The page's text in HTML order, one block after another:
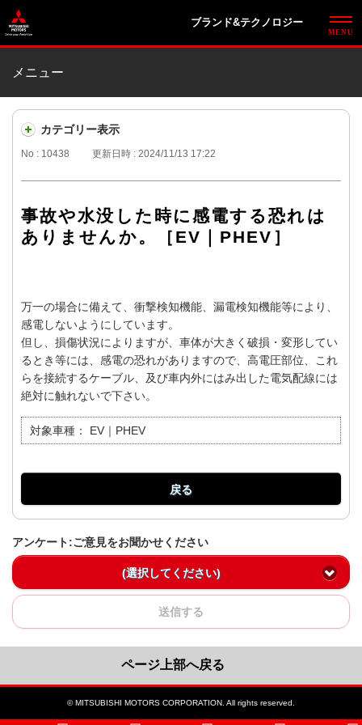
ブランド&テクノロジー
メニュー
カテゴリー表示
No : 10438 更新日時 : 2024/11/13 17:22
事故や水没した時に感電する恐れは
ありませんか。［EV｜PHEV］
万一の場合に備えて、衝撃検知機能、漏電検知機能等により、
感電しないようにしています。
但し、損傷状況によりますが、車体が大きく破損・変形してい
るとき等には、感電の恐れがありますので、高電圧部位、これ
らを接続するケーブル、及び車内外にはみ出した電気配線には
絶対に触れないで下さい。
対象車種： EV｜PHEV
戻る
アンケート:ご意見をお聞かせください
(選択してください)
送信する
ページ上部へ戻る
© MITSUBISHI MOTORS CORPORATION. All rights reserved.